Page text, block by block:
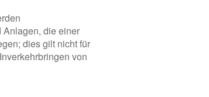
Anlagen, die einer
dies gilt nicht für
von